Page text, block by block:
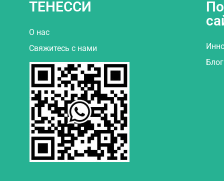
ТЕНЕССИ
О нас
Свяжитесь с нами